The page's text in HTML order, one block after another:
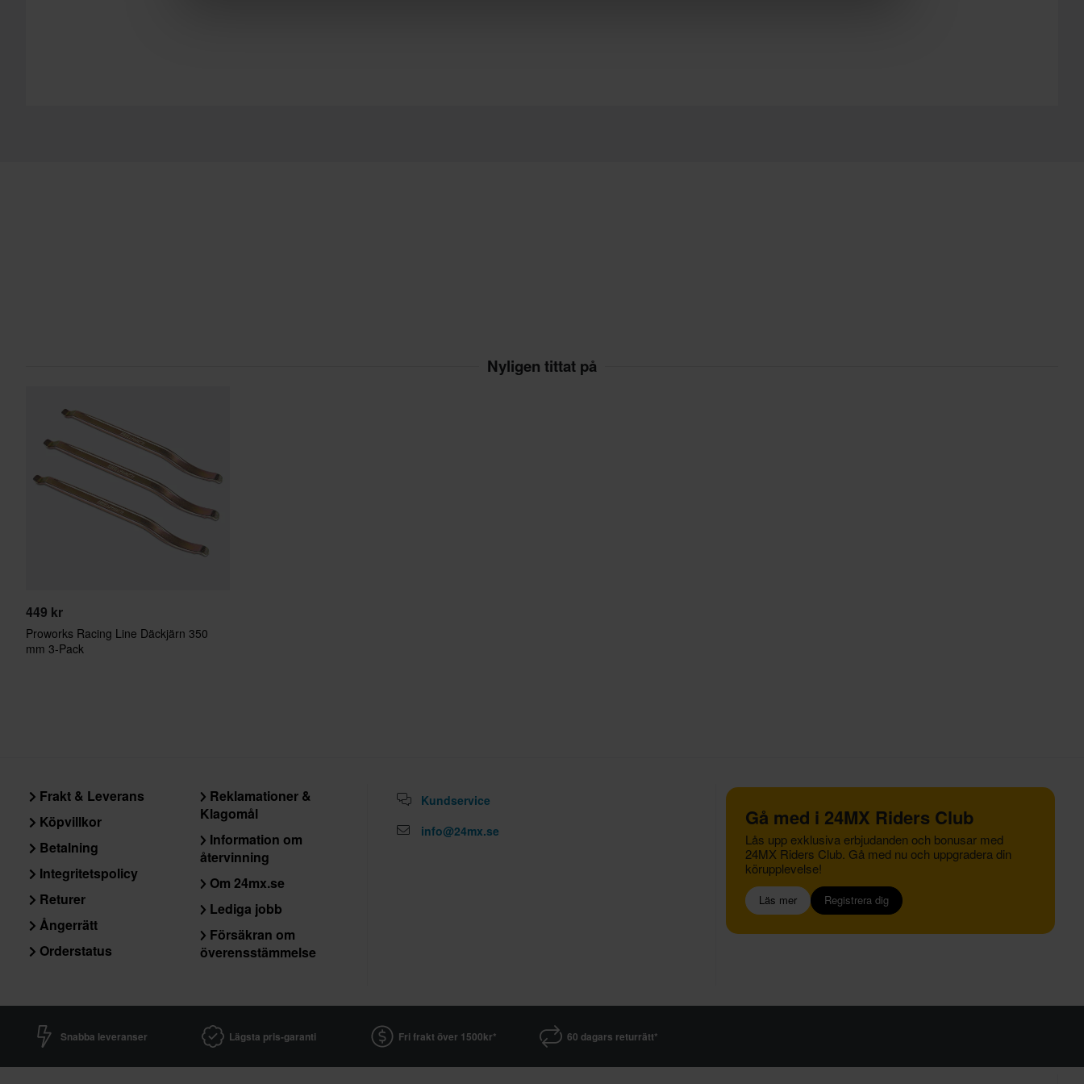
Nyligen tittat på
449 kr
Proworks Racing Line Däckjärn 350
mm 3-Pack
Frakt & Leverans
Köpvillkor
Betalning
Integritetspolicy
Returer
Ångerrätt
Orderstatus
Reklamationer &
Klagomål
Information om
återvinning
Om 24mx.se
Lediga jobb
Försäkran om
överensstämmelse
Kundservice
info@24mx.se
Gå med i 24MX Riders Club
Lås upp exklusiva erbjudanden och bonusar med
24MX Riders Club. Gå med nu och uppgradera din
körupplevelse!
Läs mer Registrera dig
Snabba leveranser Lägsta pris-garanti Fri frakt över 1500kr* 60 dagars returrätt*